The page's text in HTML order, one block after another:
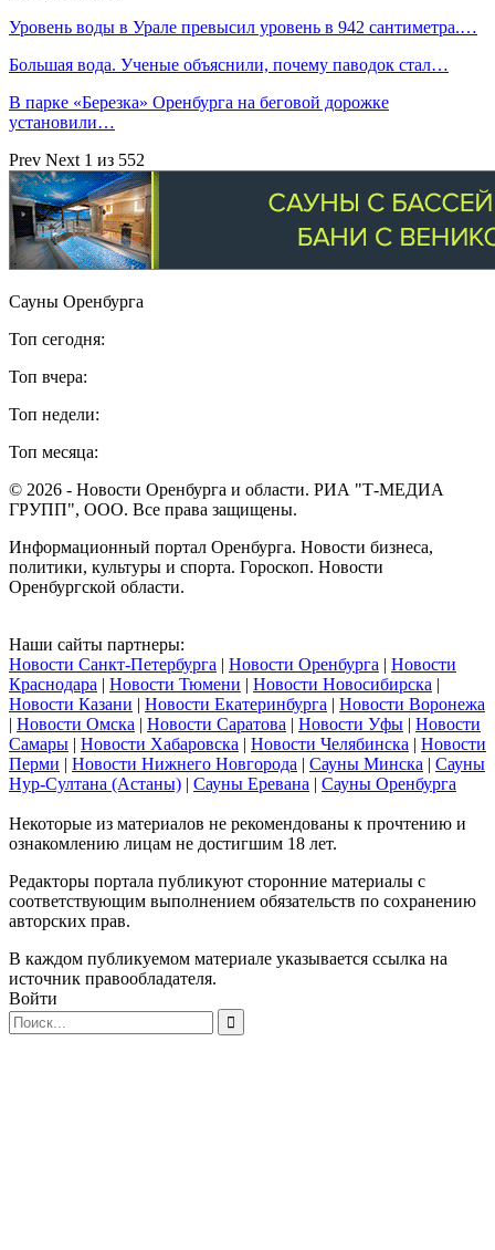
Уровень воды в Урале превысил уровень в 942 сантиметра.…
Большая вода. Ученые объяснили, почему паводок стал…
В парке «Березка» Оренбурга на беговой дорожке
установили…
Prev Next 1 из 552
Сауны Оренбурга
Топ сегодня:
Топ вчера:
Топ недели:
Топ месяца:
© 2026 - Новости Оренбурга и области. РИА "Т-МЕДИА
ГРУПП", ООО. Все права защищены.
Информационный портал Оренбурга. Новости бизнеса,
политики, культуры и спорта. Гороскоп. Новости
Оренбургской области.
Наши сайты партнеры:
Новости Санкт-Петербурга | Новости Оренбурга | Новости
Краснодара | Новости Тюмени | Новости Новосибирска |
Новости Казани | Новости Екатеринбурга | Новости Воронежа
| Новости Омска | Новости Саратова | Новости Уфы | Новости
Самары | Новости Хабаровска | Новости Челябинска | Новости
Перми | Новости Нижнего Новгорода | Сауны Минска | Сауны
Нур-Султана (Астаны) | Сауны Еревана | Сауны Оренбурга
Некоторые из материалов не рекомендованы к прочтению и
ознакомлению лицам не достигшим 18 лет.
Редакторы портала публикуют сторонние материалы с
соответствующим выполнением обязательств по сохранению
авторских прав.
В каждом публикуемом материале указывается ссылка на
источник правообладателя.
Войти